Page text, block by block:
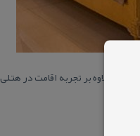
كار علاوه بر تجربه اقامت در هتلی